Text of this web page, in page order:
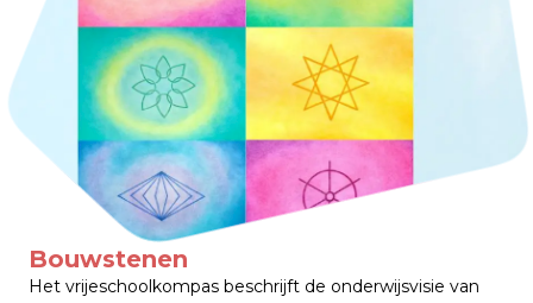
Bouwstenen
Het vrijeschoolkompas beschrijft de onderwijsvisie van